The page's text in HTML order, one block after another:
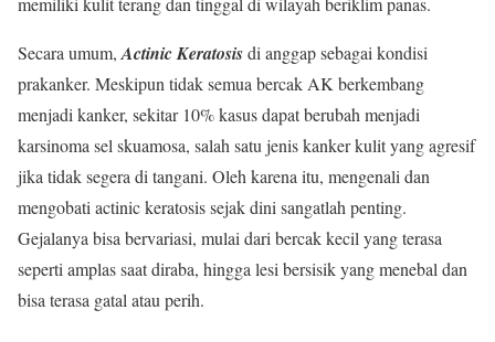
Secara umum, Actinic Keratosisdi anggap sebagai kondisi
prakanker. Meskipun tidak semua bercak AK berkembang
menjadi kanker, sekitar 10% kasus dapat berubah menjadi
karsinoma sel skuamosa, salah satu jenis kanker kulit yang agresif
jika tidak segera di tangani. Oleh karena itu, mengenali dan
mengobati actinic keratosis sejak dini sangatlah penting.
Gejalanya bisa bervariasi, mulai dari bercak kecil yang terasa
seperti amplas saat diraba, hingga lesi bersisik yang menebal dan
bisa terasa gatal atau perih.